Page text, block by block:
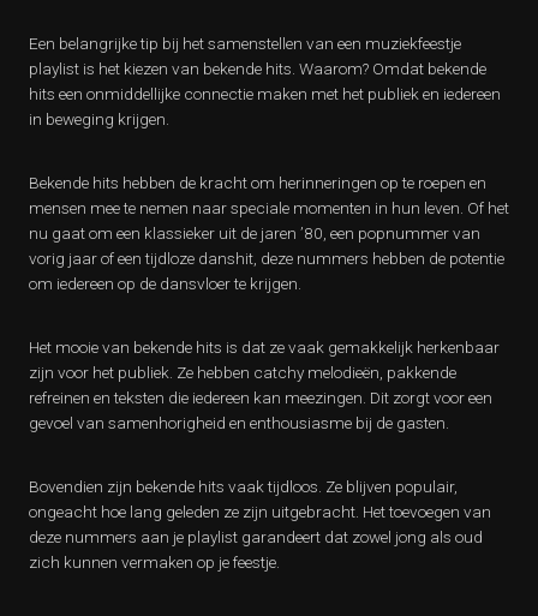
Een belangrijke tip bij het samenstellen van een muziekfeestje
playlist is het kiezen van bekende hits. Waarom? Omdat bekende
hits een onmiddellijke connectie maken met het publiek en iedereen
in beweging krijgen.
Bekende hits hebben de kracht om herinneringen op te roepen en
mensen mee te nemen naar speciale momenten in hun leven. Of het
nu gaat om een klassieker uit de jaren ’80, een popnummer van
vorig jaar of een tijdloze danshit, deze nummers hebben de potentie
om iedereen op de dansvloer te krijgen.
Het mooie van bekende hits is dat ze vaak gemakkelijk herkenbaar
zijn voor het publiek. Ze hebben catchy melodieën, pakkende
refreinen en teksten die iedereen kan meezingen. Dit zorgt voor een
gevoel van samenhorigheid en enthousiasme bij de gasten.
Bovendien zijn bekende hits vaak tijdloos. Ze blijven populair,
ongeacht hoe lang geleden ze zijn uitgebracht. Het toevoegen van
deze nummers aan je playlist garandeert dat zowel jong als oud
zich kunnen vermaken op je feestje.